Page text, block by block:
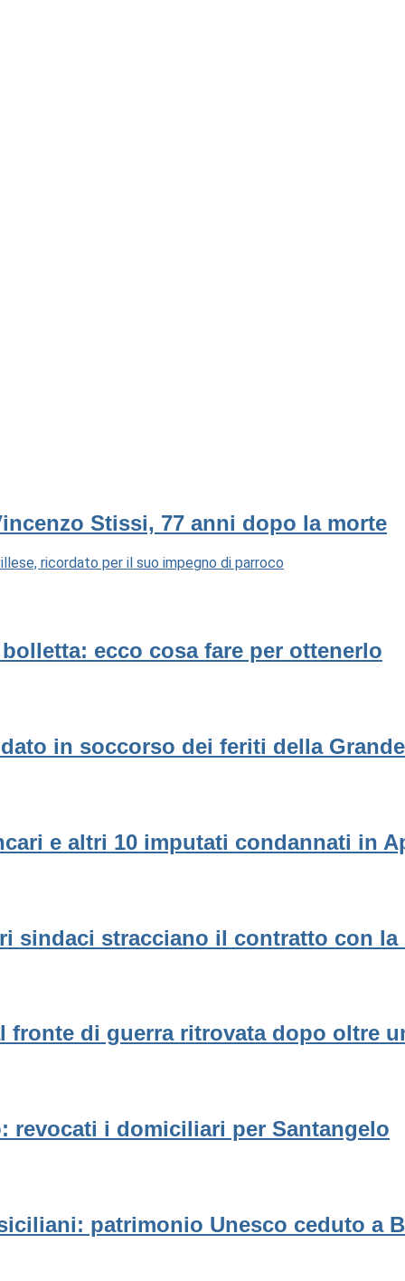
Stissi, 77 anni dopo la morte
ricordato per il suo impegno di parroco
ecco cosa fare per ottenerlo
in soccorso dei feriti della
e altri 10 imputati condannati in
sindaci stracciano il contratto con la
fronte di guerra ritrovata dopo oltre
revocati i domiciliari per Santangelo
patrimonio Unesco ceduto a